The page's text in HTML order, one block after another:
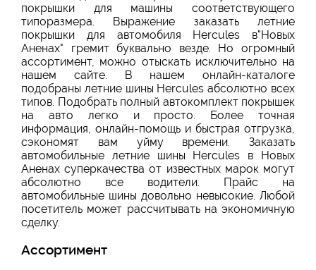
покрышки для машины соответствующего
типоразмера. Выражение заказать летние
покрышки для автомобиля Hercules в"Новых
Аненах" гремит буквально везде. Но огромный
ассортимент, можно отыскать исключительно на
нашем сайте. В нашем онлайн-каталоге
подобраны летние шины Hercules абсолютно всех
типов. Подобрать полный автокомплект покрышек
на авто легко и просто. Более точная
информация, онлайн-помощь и быстрая отгрузка,
сэкономят вам уйму времени. Заказать
автомобильные летние шины Hercules в Новых
Аненах суперкачества от известных марок могут
абсолютно все водители. Прайс на
автомобильные шины довольно невысокие. Любой
посетитель может рассчитывать на экономичную
сделку.
Ассортимент